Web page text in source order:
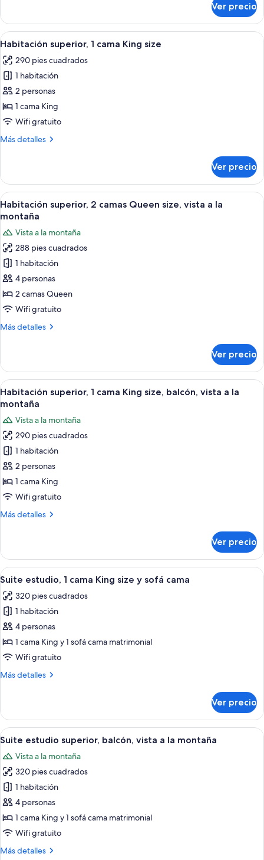
superior,
camas
size
Ver precio
Abrir
todas
las
fotos
de
Habitación
superior,
cama
Una habitación de hotel moderna
5
Habitación superior, 1 cama King size
290 pies cuadrados
1 habitación
2 personas
1 cama King
Wifi gratuito
Más detalles
Más
superior,
cama
King
Ver precio
Abrir
todas
fotos
de
Habitación
superior,
2
camas
size,
la
montaña
Habitación de hotel con dos camas,
5
Habitación superior, 2 camas Queen size, vista a la
montaña
Vista a la montaña
288 pies cuadrados
1 habitación
4 personas
2 camas Queen
Wifi gratuito
Más detalles
Más
superior,
camas
Queen
vista
a
la
montaña
Ver precio
Abrir
todas
fotos
de
Habitación
superior,
1
cama
size,
a
la
montaña
Habitación de hotel con una cama
6
Habitación superior, 1 cama King size, balcón, vista a la
montaña
Vista a la montaña
290 pies cuadrados
1 habitación
2 personas
1 cama King
Wifi gratuito
Más detalles
Más
superior,
cama
size,
balcón,
vista
a
la
montaña
Ver precio
Abrir
todas
las
fotos
de
Suite
estudio,
cama
y
sofá
cama
Un dormitorio moderno con una
8
Suite estudio, 1 cama King size y sofá cama
320 pies cuadrados
1 habitación
4 personas
1 cama King y 1 sofá cama matrimonial
Wifi gratuito
Más detalles
Más
estudio,
cama
size
y
sofá
cama
Ver precio
Abrir
todas
las
fotos
de
Suite
estudio
superior,
balcón,
vista
Habitación de hotel moderna con
8
Suite estudio superior, balcón, vista a la montaña
Vista a la montaña
320 pies cuadrados
1 habitación
4 personas
1 cama King y 1 sofá cama matrimonial
Wifi gratuito
Más detalles
Más